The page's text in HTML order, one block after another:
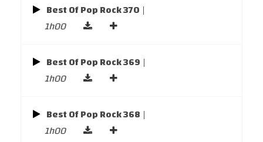
Best Of Pop Rock 370 |
1h00
Best Of Pop Rock 369 |
1h00
Best Of Pop Rock 368 |
1h00